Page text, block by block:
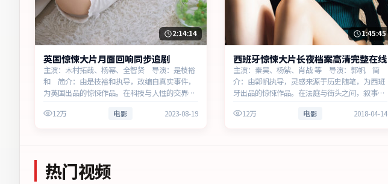
2:14:14
英国惊悚大片月面回响同步追剧
主演：木村拓哉、杨幂、全智贤 导演：是枝裕
和 简介：由是枝裕和执导，改编自真实事件，
为英国出品的惊悚作品。在科技与人性的交界
代人的心结与和解。主演以细腻表演撑起情感层
12万 电影 2023-08-19
1:45:45
西班牙惊悚大片长夜档案高清完整在线
主演：秦昊、杨紫、肖战 等 导演：郭帆 简
介：由郭帆执导，灵感来源于历史随笔，为西班
牙出品的惊悚作品。在法庭与街头之间，叙事围
突围。主演以细腻表演撑起情感层次，兼顾观赏
12万 电影 2018-04-14
热门视频